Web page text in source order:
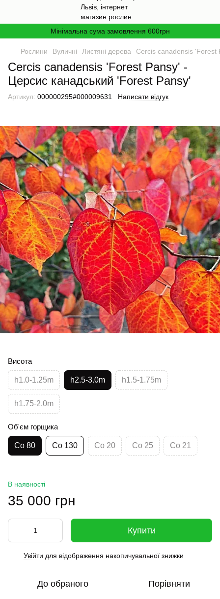
Мінімальна сума замовлення 600грн
Рослини Вуличні Листяні дерева Cercis canadensis 'Forest
Cercis canadensis 'Forest Pansy' -
Церсис канадський 'Forest Pansy'
Артикул: 000000295#000009631 Написати відгук
Висота
h1.0-1.25m h2.5-3.0m h1.5-1.75m
h1.75-2.0m
Об'єм горщика
Co 80 Co 130 Co 20 Co 25 Co 21
В наявності
35 000 грн
Купити
Увійти для відображення накопичувальної знижки
До обраного Порівняти